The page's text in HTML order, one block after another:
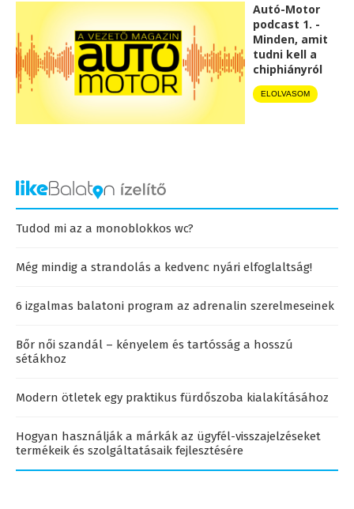
Autó-Motor
podcast 1. -
Minden, amit
tudni kell a
chiphiányról
ELOLVASOM
Tudod mi az a monoblokkos wc?
Még mindig a strandolás a kedvenc nyári elfoglaltság!
6 izgalmas balatoni program az adrenalin szerelmeseinek
Bőr női szandál – kényelem és tartósság a hosszú
sétákhoz
Modern ötletek egy praktikus fürdőszoba kialakításához
Hogyan használják a márkák az ügyfél-visszajelzéseket
termékeik és szolgáltatásaik fejlesztésére